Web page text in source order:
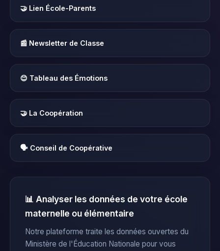
🤝 Lien École-Parents
📰 Newsletter de Classe
😊 Tableau des Émotions
🤝 La Coopération
🗣️ Conseil de Coopérative
📊 Analyser les données de votre école
maternelle ou élémentaire
Notre plateforme traite les données ouvertes du
Ministère de l'Éducation Nationale pour vous